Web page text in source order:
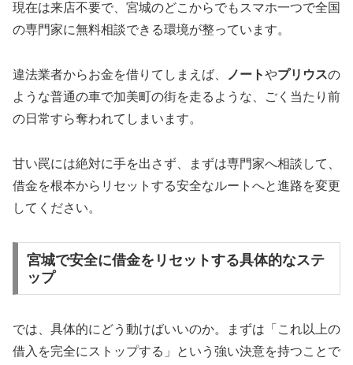
現在は来店不要で、宮城のどこからでもスマホ一つで全国
の専門家に無料相談できる環境が整っています。
違法業者からお金を借りてしまえば、 ノートやプリウスの
ような普通の車で加美町の街を走るような、ごく当たり前
の日常すら奪われてしまいます。
甘い罠には絶対に手を出さず、まずは専門家へ相談して、
借金を根本からリセットする安全なルートへと進路を変更
してください。
宮城で安全に借金をリセットする具体的なステ
ップ
では、具体的にどう動けばいいのか。まずは「これ以上の
借入を完全にストップする」という強い決意を持つことで